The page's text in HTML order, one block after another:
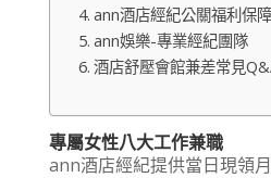
ann酒店經紀公關福利保障
ann娛樂-專業經紀團隊
酒店舒壓會館兼差常見
專屬女性八大工作兼職
ann酒店經紀提供當日現領